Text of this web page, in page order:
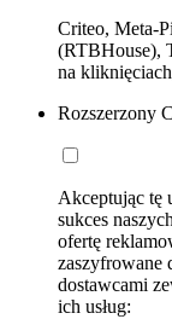
Criteo, Meta-
(RTBHouse),
na
Rozszerzony
Akceptując tę
sukces
ofertę
zaszyfrowane
dostawcami
ich usług: